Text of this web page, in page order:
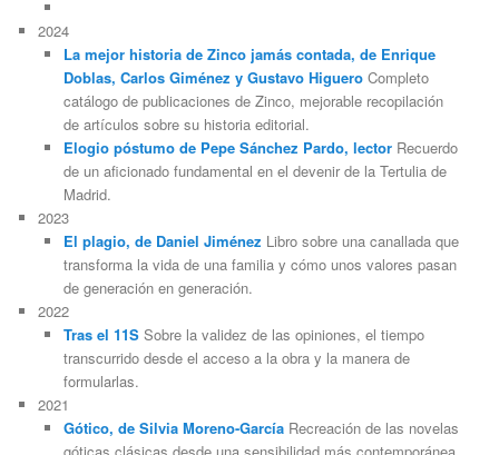
2024
La mejor historia de Zinco jamás contada, de Enrique
Doblas, Carlos Giménez y Gustavo HigueroCompleto
catálogo de publicaciones de Zinco, mejorable recopilación
de artículos sobre su historia editorial.
Elogio póstumo de Pepe Sánchez Pardo, lectorRecuerdo
de un aficionado fundamental en el devenir de la Tertulia de
Madrid.
2023
El plagio, de Daniel Jiménez Libro sobre una canallada que
transforma la vida de una familia y cómo unos valores pasan
de generación en generación.
2022
Tras el 11SSobre la validez de las opiniones, el tiempo
transcurrido desde el acceso a la obra y la manera de
formularlas.
2021
Gótico, de Silvia Moreno-GarcíaRecreación de las novelas
góticas clásicas desde una sensibilidad más contemporánea.